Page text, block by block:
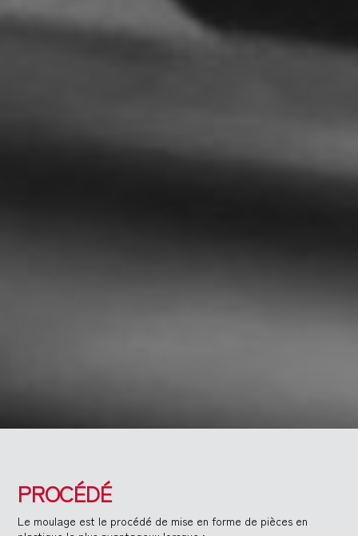
PROCÉDÉ
Le moulage est le procédé de mise en forme de pièces en